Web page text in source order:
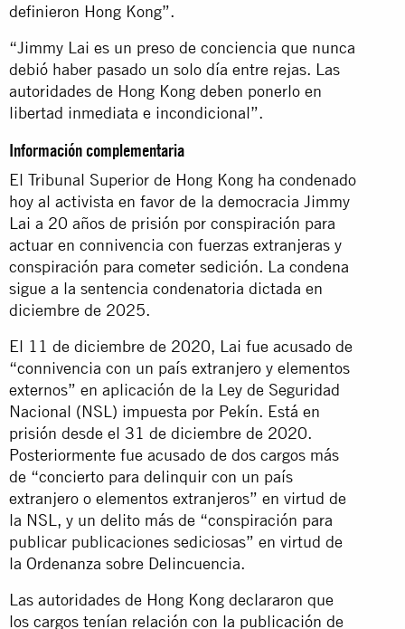
definieron Hong Kong”.
“Jimmy Lai es un preso de conciencia que nunca
debió haber pasado un solo día entre rejas. Las
autoridades de Hong Kong deben ponerlo en
libertad inmediata e incondicional”.
Información complementaria
El Tribunal Superior de Hong Kong ha condenado
hoy al activista en favor de la democracia Jimmy
Lai a 20 años de prisión por conspiración para
actuar en connivencia con fuerzas extranjeras y
conspiración para cometer sedición. La condena
sigue a la sentencia condenatoria dictada en
diciembre de 2025.
El 11 de diciembre de 2020, Lai fue acusado de
“connivencia con un país extranjero y elementos
externos” en aplicación de la Ley de Seguridad
Nacional (NSL) impuesta por Pekín. Está en
prisión desde el 31 de diciembre de 2020.
Posteriormente fue acusado de dos cargos más
de “concierto para delinquir con un país
extranjero o elementos extranjeros” en virtud de
la NSL, y un delito más de “conspiración para
publicar publicaciones sediciosas” en virtud de
la Ordenanza sobre Delincuencia.
Las autoridades de Hong Kong declararon que
los cargos tenían relación con la publicación de